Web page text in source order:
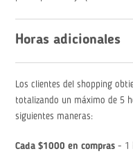
Horas adicionales
Los clientes del shopping
totalizando un máximo de 5
siguientes maneras:
Cada $1000 en compras - 1